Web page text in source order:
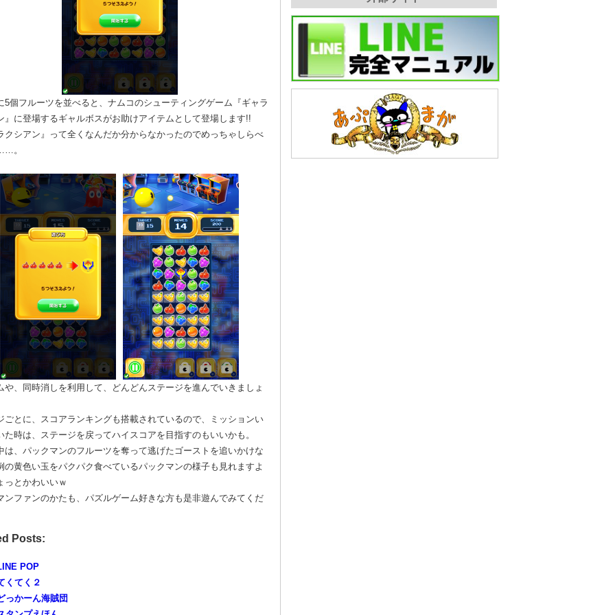
5個フルーツを並べると、ナムコのシューティングゲーム『ギャラ
』に登場するギャルボスがお助けアイテムとして登場します!!
クシアン』って全くなんだか分からなかったのでめっちゃしらべ
。
や、同時消しを利用して、どんどんステージを進んでいきましょ
ごとに、スコアランキングも搭載されているので、ミッションい
た時は、ステージを戻ってハイスコアを目指すのもいいかも。
は、パックマンのフルーツを奪って逃げたゴーストを追いかけな
の黄色い玉をパクパク食べているパックマンの様子も見れますよ
っとかわいいｗ
ンファンのかたも、パズルゲーム好きな方も是非遊んでみてくだ
Posts:
POP
くてく２
っかーん海賊団